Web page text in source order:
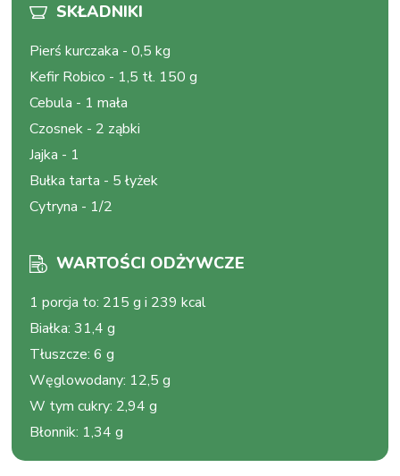
SKŁADNIKI
Pierś kurczaka -0,5 kg
Kefir Robico - 1,5 tł. 150 g
Cebula - 1 mała
Czosnek - 2 ząbki
Jajka - 1
Bułka tarta - 5 łyżek
Cytryna - 1/2
WARTOŚCI ODŻYWCZE
1 porcja to: 215 g i 239 kcal
Białka:31,4 g
Tłuszcze:6 g
Węglowodany: 12,5 g
W tym cukry: 2,94 g
Błonnik: 1,34 g